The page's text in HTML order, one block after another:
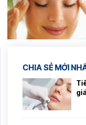
CHIA SẺ MỚI